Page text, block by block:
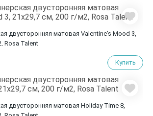
двусторонняя матовая Valentine's Mood 3,
Rosa Talent
Купить
двусторонняя матовая Holiday Time 8,